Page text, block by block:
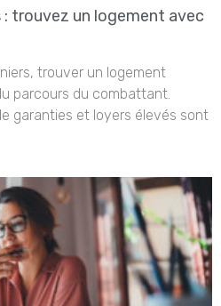
: trouvez un logement avec
trouver un logement
parcours du combattant.
garanties et loyers élevés sont